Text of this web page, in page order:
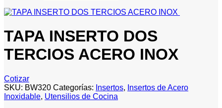
TAPA INSERTO DOS
TERCIOS ACERO INOX
Cotizar
SKU: BW320 Categorías: Insertos, Insertos de Acero
Inoxidable, Utensilios de Cocina